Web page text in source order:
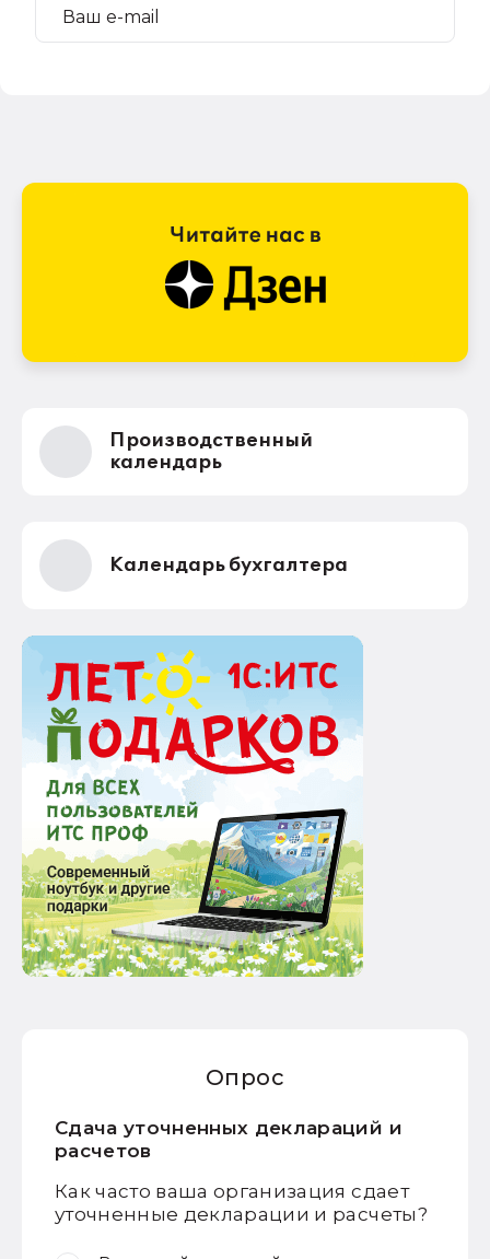
Производственный
календарь
Календарь бухгалтера
Опрос
Сдача уточненных деклараций и
расчетов
Как часто ваша организация сдает
уточненные декларации и расчеты?